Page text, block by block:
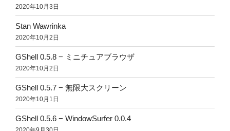
2020年10月3日
Stan Wawrinka
2020年10月2日
GShell 0.5.8 − ミニチュアブラウザ
2020年10月2日
GShell 0.5.7 − 無限大スクリーン
2020年10月1日
GShell 0.5.6 − WindowSurfer 0.0.4